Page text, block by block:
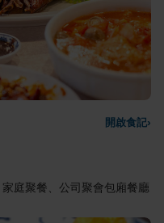
開啟食記›
庭聚餐、公司聚會包廂餐廳